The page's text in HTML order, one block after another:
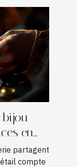
bijou
en
partagent
compte